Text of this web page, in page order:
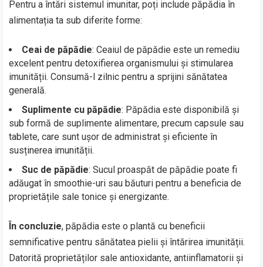
Pentru a întări sistemul imunitar, poți include păpădia în
alimentația ta sub diferite forme:
Ceai de păpădie: Ceaiul de păpădie este un remediu
excelent pentru detoxifierea organismului și stimularea
imunității. Consumă-l zilnic pentru a sprijini sănătatea
generală.
Suplimente cu păpădie: Păpădia este disponibilă și
sub formă de suplimente alimentare, precum capsule sau
tablete, care sunt ușor de administrat și eficiente în
susținerea imunității.
Suc de păpădie: Sucul proaspăt de păpădie poate fi
adăugat în smoothie-uri sau băuturi pentru a beneficia de
proprietățile sale tonice și energizante.
În concluzie, păpădia este o plantă cu beneficii
semnificative pentru sănătatea pielii și întărirea imunității.
Datorită proprietăților sale antioxidante, antiinflamatorii și